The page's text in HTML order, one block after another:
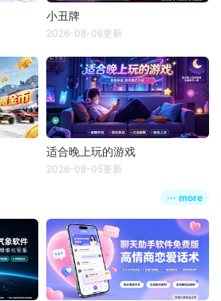
小丑牌
2026-08-06更新
适合晚上玩的游戏
2026-08-05更新
··· more